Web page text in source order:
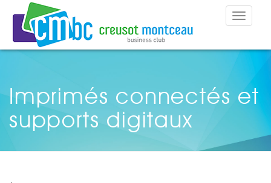
Toggle
Imprimés connectés et
supports digitaux